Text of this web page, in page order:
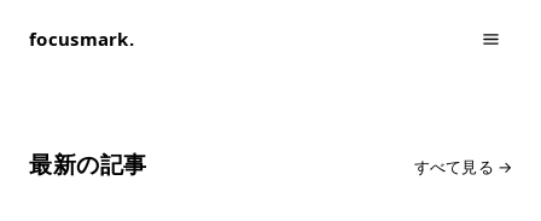
focusmark.
最新の記事 すべて見る →